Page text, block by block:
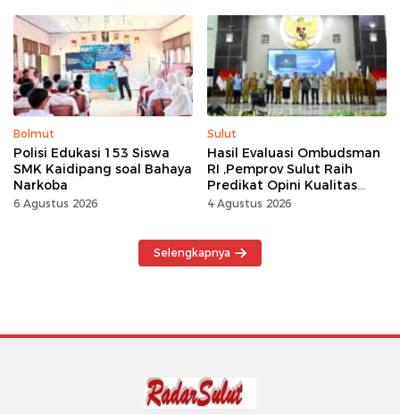
Kemerdekaan Momentum
Kerja Keras
Bolmut
Polisi Edukasi 153 Siswa
SMK Kaidipang soal Bahaya
Narkoba
6 Agustus 2026
Sulut
Hasil Evaluasi Ombudsman
RI ,Pemprov Sulut Raih
Predikat Opini Kualitas
Tinggi Tanpa
4 Agustus 2026
Selengkapnya